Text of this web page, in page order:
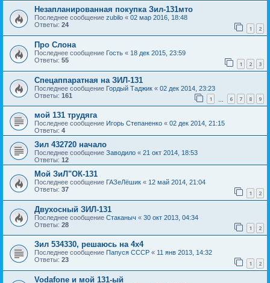
Незапланированная покупка Зил-131мто
Последнее сообщение zubilo « 02 мар 2016, 18:48
Ответы: 24 1 2
Про Слона
Последнее сообщение Гость « 18 дек 2015, 23:59
Ответы: 55 1 2 3
Спецаппаратная на ЗИЛ-131
Последнее сообщение Гордый Таджик « 02 дек 2014, 23:23
Ответы: 161 1 6 7 8 9
мой 131 трудяга
Последнее сообщение Игорь Степаненко « 02 дек 2014, 21:15
Ответы: 4
Зил 432720 начало
Последнее сообщение Заводило « 21 окт 2014, 18:53
Ответы: 12
Мой ЗиЛ"ОК-131
Последнее сообщение ГАЗеЛёшик « 12 май 2014, 21:04
Ответы: 37 1 2
Двухосный ЗИЛ-131
Последнее сообщение Стаканыч « 30 окт 2013, 04:34
Ответы: 28 1 2
Зил 534330, решаюсь на 4х4
Последнее сообщение Папуся СССР « 11 янв 2013, 14:32
Ответы: 23 1 2
Vodafone и мой 131-ый